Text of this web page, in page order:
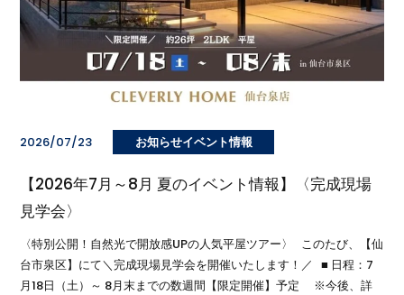
2026/07/23 お知らせイベント情報
【2026年7月～8月 夏のイベント情報】〈完成現場
見学会〉
〈特別公開！自然光で開放感UPの人気平屋ツアー〉 このたび、【仙
台市泉区】にて＼完成現場見学会を開催いたします！／ ■ 日程：7
月18日（土）～ 8月末までの数週間【限定開催】予定 ※今後、詳